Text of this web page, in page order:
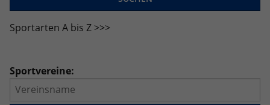
Sportarten A bis Z >>>
Sportvereine:
eines Analyseberichts darüber, wie es
umfassen die Anzahl der Besucher, die
Name